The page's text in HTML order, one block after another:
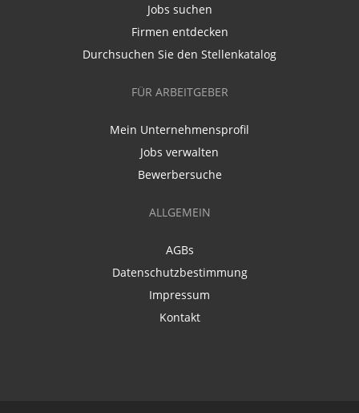
Jobs suchen
Firmen entdecken
Durchsuchen Sie den Stellenkatalog
FÜR ARBEITGEBER
Mein Unternehmensprofil
Jobs verwalten
Bewerbersuche
ALLGEMEIN
AGBs
Datenschutzbestimmung
Impressum
Kontakt